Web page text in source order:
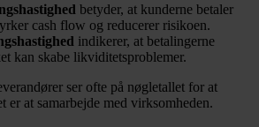
betyder, at kunderne betaler
cash flow og reducerer risikoen.
indikerer, at betalingerne
kan skabe likviditetsproblemer.
ser ofte på nøgletallet for at
er at samarbejde med virksomheden.